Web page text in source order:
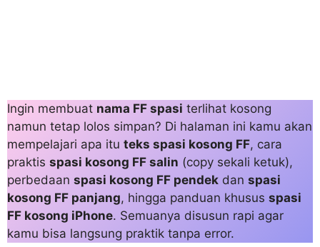
Ingin membuat nama FF spasi terlihat kosong
namun tetap lolos simpan? Di halaman ini kamu akan
mempelajari apa itu teks spasi kosong FF, cara
praktis spasi kosong FF salin (copy sekali ketuk),
perbedaan spasi kosong FF pendek dan spasi
kosong FF panjang, hingga panduan khusus spasi
FF kosong iPhone. Semuanya disusun rapi agar
kamu bisa langsung praktik tanpa error.